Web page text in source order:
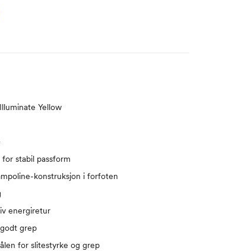
Yellow
stabil passform
konstruksjon i forfoten
energiretur
grep
for slitestyrke og grep